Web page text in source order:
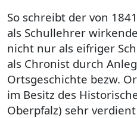
So schreibt der von
als Schullehrer
nicht nur als eifriger
als Chronist durch
Ortsgeschichte bezw.
im Besitz des
Oberpfalz) sehr